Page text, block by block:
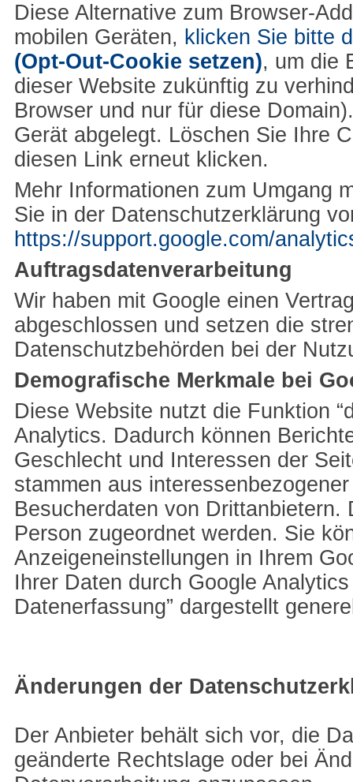
Diese Alternative zum Browser-
mobilen Geräten, klicken Sie bitte
(Opt-Out-Cookie setzen), um die
dieser Website zukünftig zu
Browser und nur für diese Domain
Gerät abgelegt. Löschen Sie Ihre
diesen Link erneut klicken.
Mehr Informationen zum Umgang
Sie in der Datenschutzerklärung
https://support.google.com/
Auftragsdatenverarbeitung
Wir haben mit Google einen
abgeschlossen und setzen die
Datenschutzbehörden bei der
Demografische Merkmale bei
Diese Website nutzt die Funktion
Analytics. Dadurch können
Geschlecht und Interessen der
stammen aus
Besucherdaten von
Person zugeordnet werden. Sie
Anzeigeneinstellungen in Ihrem
Ihrer Daten durch Google
Datenerfassung” dargestellt
Änderungen der
Der Anbieter behält sich vor, die
geänderte Rechtslage oder bei